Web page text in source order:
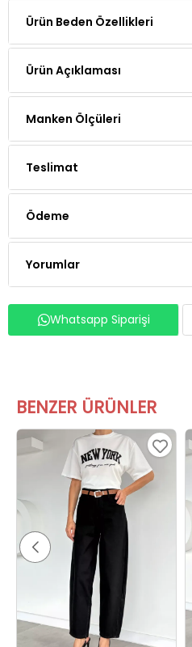
Ürün Beden Özellikleri
Ürün Açıklaması
Manken Ölçüleri
Teslimat
Ödeme
Yorumlar
Whatsapp Siparişi
BENZER ÜRÜNLER